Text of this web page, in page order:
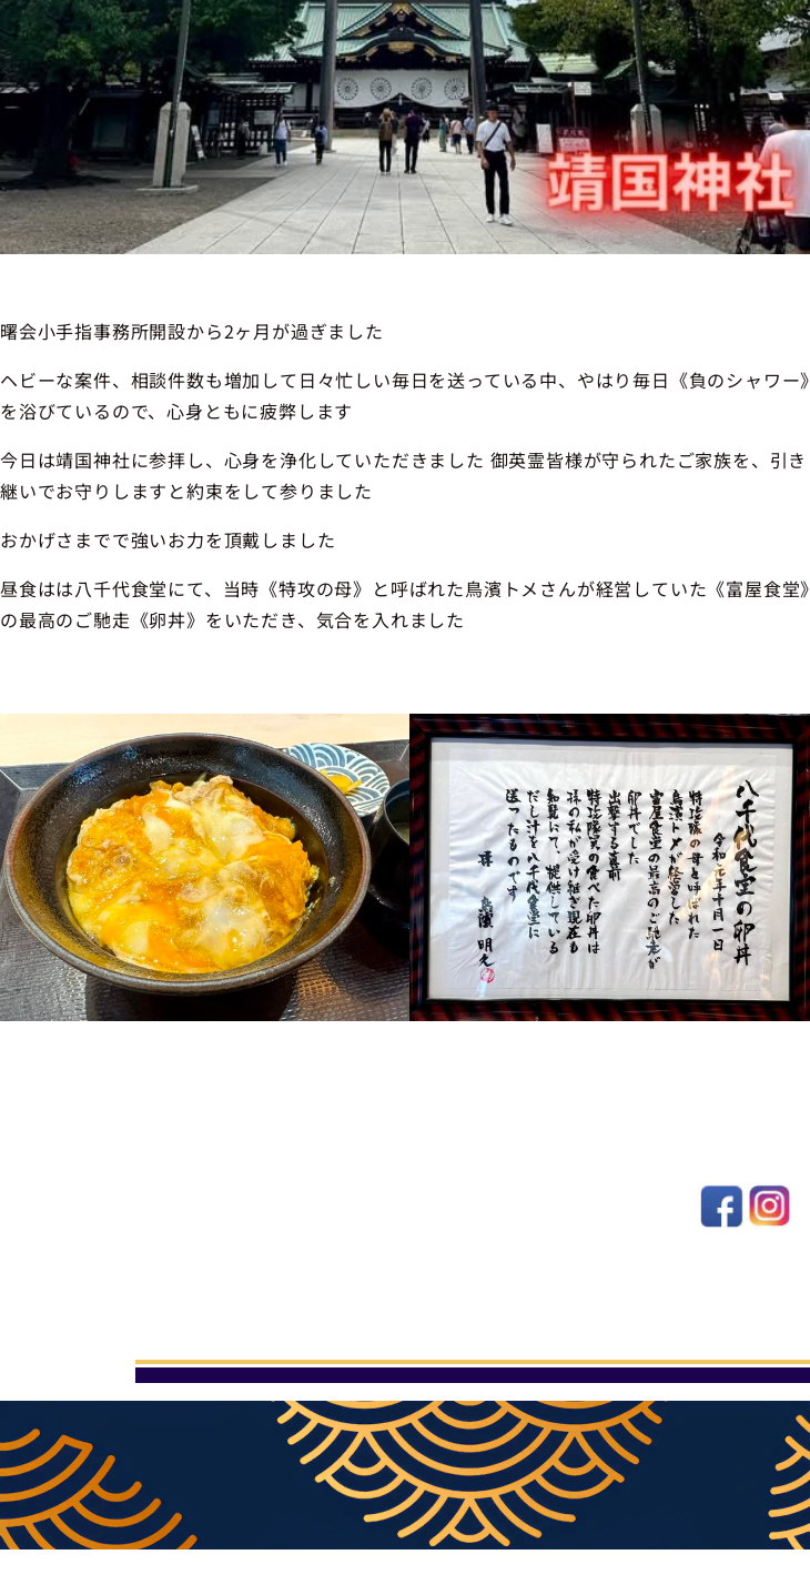
曙会小手指事務所開設から2ヶ月が過ぎました
ヘビーな案件、相談件数も増加して日々忙しい毎日を送っている中、やはり毎日《負のシャワー》
を浴びているので、心身ともに疲弊します
今日は靖国神社に参拝し、心身を浄化していただきました 御英霊皆様が守られたご家族を、引き
継いでお守りしますと約束をして参りました
おかげさまでで強いお力を頂戴しました
昼食はは八千代食堂にて、当時《特攻の母》と呼ばれた鳥濱トメさんが経営していた《富屋食堂》
の最高のご馳走《卵丼》をいただき、気合を入れました